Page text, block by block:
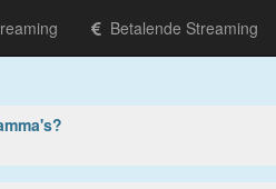
Betalende Streaming